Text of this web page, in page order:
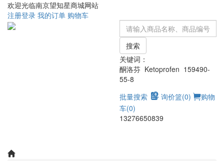
欢迎光临南京望知星商城网站
注册登录 我的订单 购物车
搜索
关键词：
酮洛芬 Ketoprofen 159490-
55-8
批量搜索
询价篮(0)
购物
车(0)
13276650839